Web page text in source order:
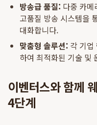
방송급 품질: 다중 카메
고품질 방송 시스템을
대화합니다.
맞춤형 솔루션: 각 기업
하여 최적화된 기술 및
이벤터스와 함께
4단계